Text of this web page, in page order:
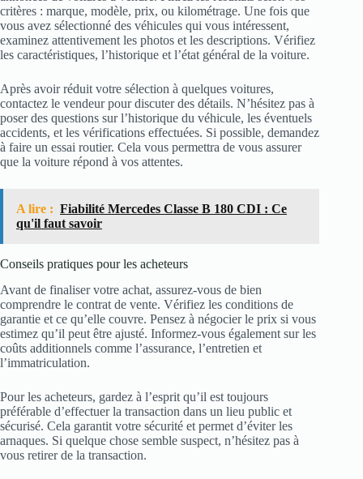
critères : marque, modèle, prix, ou kilométrage. Une fois que
vous avez sélectionné des véhicules qui vous intéressent,
examinez attentivement les photos et les descriptions. Vérifiez
les caractéristiques, l’historique et l’état général de la voiture.
Après avoir réduit votre sélection à quelques voitures,
contactez le vendeur pour discuter des détails. N’hésitez pas à
poser des questions sur l’historique du véhicule, les éventuels
accidents, et les vérifications effectuées. Si possible, demandez
à faire un essai routier. Cela vous permettra de vous assurer
que la voiture répond à vos attentes.
A lire : Fiabilité Mercedes Classe B 180 CDI : Ce
qu'il faut savoir
Conseils pratiques pour les acheteurs
Avant de finaliser votre achat, assurez-vous de bien
comprendre le contrat de vente. Vérifiez les conditions de
garantie et ce qu’elle couvre. Pensez à négocier le prix si vous
estimez qu’il peut être ajusté. Informez-vous également sur les
coûts additionnels comme l’assurance, l’entretien et
l’immatriculation.
Pour les acheteurs, gardez à l’esprit qu’il est toujours
préférable d’effectuer la transaction dans un lieu public et
sécurisé. Cela garantit votre sécurité et permet d’éviter les
arnaques. Si quelque chose semble suspect, n’hésitez pas à
vous retirer de la transaction.